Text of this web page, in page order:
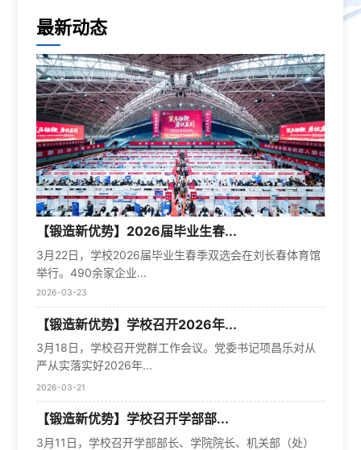
最新动态
【锻造新优势】2026届毕业生春...
3月22日，学校2026届毕业生春季双选会在刘长春体育馆
举行。490余家企业...
2026-03-23
【锻造新优势】学校召开2026年...
3月18日，学校召开党群工作会议。党委书记项昌乐对从
严从实落实好2026年...
2026-03-21
【锻造新优势】学校召开学部部...
3月11日，学校召开学部部长、学院院长、机关部（处）